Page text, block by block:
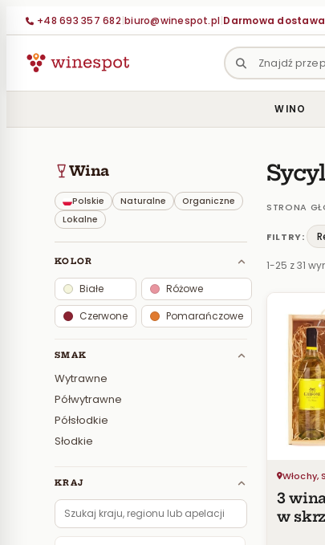
+48 693 357 682|biuro@winespot.pl|Darmowa dostawa
WINO
Przejdź
do
treści
Wina
Polskie Naturalne
Organiczne
Lokalne
KOLOR
Białe
Różowe
Czerwone
Pomarańczowe
SMAK
Wytrawne
Półwytrawne
Półsłodkie
Słodkie
KRAJ
STRONA
FILTRY:
1-25 z 31
Włochy,
3
w